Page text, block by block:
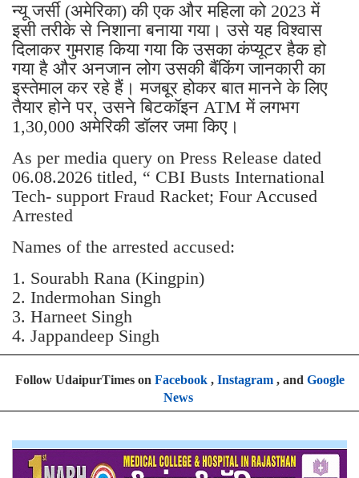
न्यू जर्सी (अमेरिका) की एक और महिला को 2023 में
इसी तरीके से निशाना बनाया गया। उसे यह विश्वास
दिलाकर गुमराह किया गया कि उसका कंप्यूटर हैक हो
गया है और अनजान लोग उसकी बैंकिंग जानकारी का
इस्तेमाल कर रहे हैं। मजबूर होकर बात मानने के लिए
तैयार होने पर, उसने बिटकॉइन ATM में लगभग
1,30,000 अमेरिकी डॉलर जमा किए।
As per media query on Press Release dated
06.08.2026 titled, “ CBI Busts International
Tech- support Fraud Racket; Four Accused
Arrested
Names of the arrested accused:
1. Sourabh Rana (Kingpin)
2. Indermohan Singh
3. ⁠Harneet Singh
4. ⁠Jappandeep Singh
Follow UdaipurTimes on Facebook, Instagram, and Google
News